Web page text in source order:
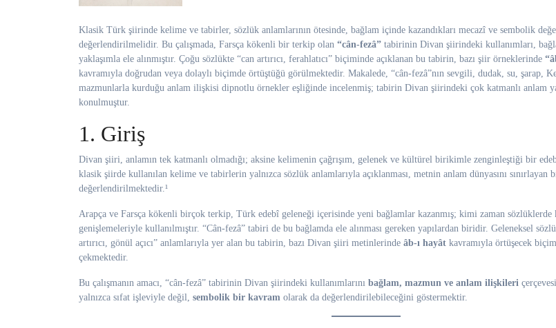
Klasik Türk şiirinde kelime ve tabirler, sözlük anlamlarının ötesinde, bağlam içinde kazandıkları mecazî ve sembolik değerlerle
değerlendirilmelidir. Bu çalışmada, Farsça kökenli bir terkip olan “cân-fezâ” tabirinin Divan şiirindeki kullanımları,
yaklaşımla ele alınmıştır. Çoğu sözlükte “can artırıcı, ferahlatıcı” biçiminde açıklanan bu tabirin, bazı şiir örneklerinde
kavramıyla doğrudan veya dolaylı biçimde örtüştüğü görülmektedir. Makalede, “cân-fezâ”nın sevgili, dudak, su, şarap,
mazmunlarla kurduğu anlam ilişkisi dipnotlu örnekler eşliğinde incelenmiş; tabirin Divan şiirindeki çok katmanlı anlam
konulmuştur.
1. Giriş
Divan şiiri, anlamın tek katmanlı olmadığı; aksine kelimenin çağrışım, gelenek ve kültürel birikimle zenginleştiği bir
klasik şiirde kullanılan kelime ve tabirlerin yalnızca sözlük anlamlarıyla açıklanması, metnin anlam dünyasını sınırlayan
değerlendirilmektedir.¹
Arapça ve Farsça kökenli birçok terkip, Türk edebî geleneği içerisinde yeni bağlamlar kazanmış; kimi zaman sözlüklerde
genişlemeleriyle kullanılmıştır. “Cân-fezâ” tabiri de bu bağlamda ele alınması gereken yapılardan biridir. Geleneksel
artırıcı, gönül açıcı” anlamlarıyla yer alan bu tabirin, bazı Divan şiiri metinlerinde âb-ı hayât kavramıyla örtüşecek
çekmektedir.
Bu çalışmanın amacı, “cân-fezâ” tabirinin Divan şiirindeki kullanımlarını bağlam, mazmun ve anlam ilişkileri
yalnızca sıfat işleviyle değil, sembolik bir kavram olarak da değerlendirilebileceğini göstermektir.